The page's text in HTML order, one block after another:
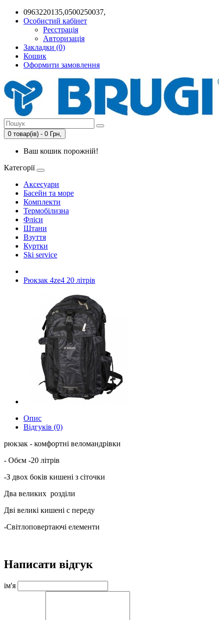
0963220135,0500250037,
Особистий кабінет
Реєстрація
Авторизація
Закладки (0)
Кошик
Оформити замовлення
0 товар(ів) - 0 Грн,
Ваш кошик порожній!
Категорії
Аксесуари
Басейн та море
Комплекти
Термобілизна
Фліси
Штани
Взуття
Куртки
Ski service
Рюкзак 4ze4 20 літрів
Опис
Відгуків (0)
рюкзак - комфортні веломандрівки
- Обєм -20 літрів
-З двох боків кишені з сіточки
Два великих розділи
Дві великі кишені с переду
-Світлоповертаючі елементи
Написати відгук
ім'я